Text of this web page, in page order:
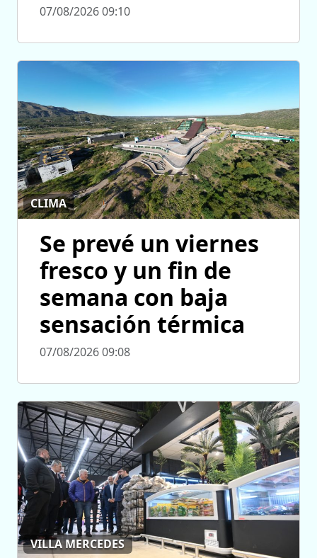
07/08/2026 09:10
CLIMA
Se prevé un viernes
fresco y un fin de
semana con baja
sensación térmica
07/08/2026 09:08
VILLA MERCEDES